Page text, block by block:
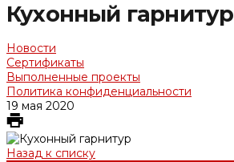
Кухонный гарнитур
Новости
Сертификаты
Выполненные проекты
Политика конфиденциальности
19 мая 2020
Назад к списку